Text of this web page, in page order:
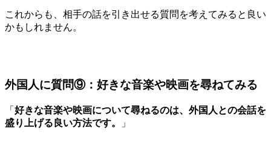
これからも、相手の話を引き出せる質問を考えてみると良い
かもしれません。
外国人に質問⑨：好きな音楽や映画を尋ねてみる
「 好きな音楽や映画について尋ねるのは、外国人との会話を
盛り上げる良い方法です。
」